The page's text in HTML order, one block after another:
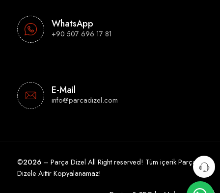
WhatsApp
+90 507 696 17 81
E-Mail
info@parcadizel.com
©2026 – Parça Dizel All Right reserved! Tüm içerik Parça
Dizele Aittir Kopyalanamaz!